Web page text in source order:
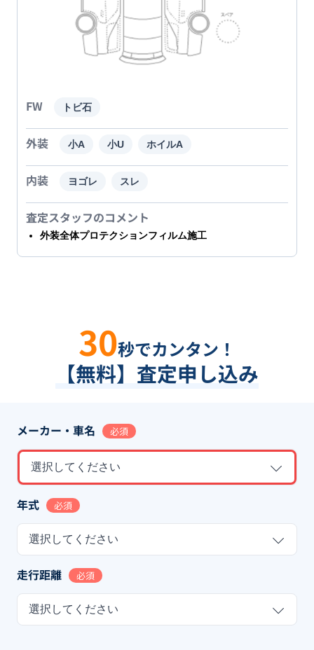
FW トビ石
外装 小A 小U ホイルA
内装 ヨゴレ スレ
査定スタッフのコメント
外装全体プロテクションフィルム施工
30秒でカンタン！
【無料】査定申し込み
メーカー・車名 必須
選択してください
年式 必須
選択してください
走行距離 必須
選択してください